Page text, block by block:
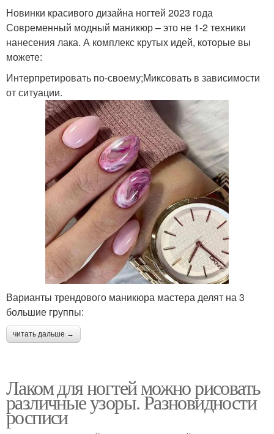
Новинки красивого дизайна ногтей 2023 года
Современный модный маникюр – это не 1-2 техники
нанесения лака. А комплекс крутых идей, которые вы
можете:
Интерпретировать по-своему;Миксовать в зависимости
от ситуации.
Варианты трендового маникюра мастера делят на 3
большие группы:
читать дальше →
Лаком для ногтей можно рисовать
различные узоры. Разновидности
росписи